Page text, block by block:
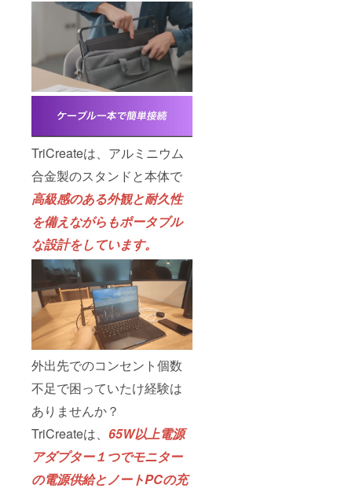
TriCreateは、アルミニウム
合金製のスタンドと本体で
高級感のある外観と耐久性
を備えながらもポータブル
な設計をしています。
外出先でのコンセント個数
不足で困っていたけ経験は
ありませんか？
TriCreateは、 65W以上電源
アダプター⁨⁩１つでモニター
の電源供給とノートPCの充